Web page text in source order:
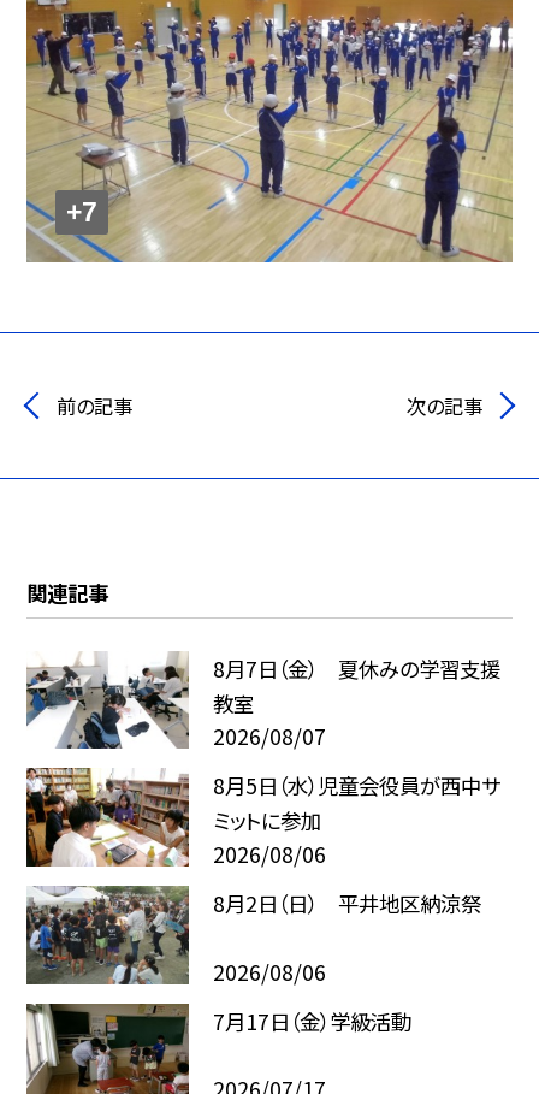
+7
前の記事 次の記事
関連記事
8月7日（金） 夏休みの学習支援
教室
2026/08/07
8月5日（水）児童会役員が西中サ
ミットに参加
2026/08/06
8月2日（日） 平井地区納涼祭
2026/08/06
7月17日（金）学級活動